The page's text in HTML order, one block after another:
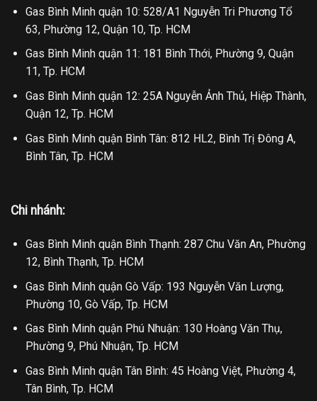
Gas Bình Minh quận 10: 528/A1 Nguyễn Tri Phương Tổ
63, Phường 12, Quận 10, Tp. HCM
Gas Bình Minh quận 11: 181 Bình Thới, Phường 9, Quận
11, Tp. HCM
Gas Bình Minh quận 12: 25A Nguyễn Ảnh Thủ, Hiệp Thành,
Quận 12, Tp. HCM
Gas Bình Minh quận Bình Tân: 812 HL2, Bình Trị Đông A,
Bình Tân, Tp. HCM
Chi nhánh:
Gas Bình Minh quận Bình Thạnh: 287 Chu Văn An, Phường
12, Bình Thạnh, Tp. HCM
Gas Bình Minh quận Gò Vấp: 193 Nguyễn Văn Lượng,
Phường 10, Gò Vấp, Tp. HCM
Gas Bình Minh quận Phú Nhuận: 130 Hoàng Văn Thụ,
Phường 9, Phú Nhuận, Tp. HCM
Gas Bình Minh quận Tân Bình: 45 Hoàng Việt, Phường 4,
Tân Bình, Tp. HCM